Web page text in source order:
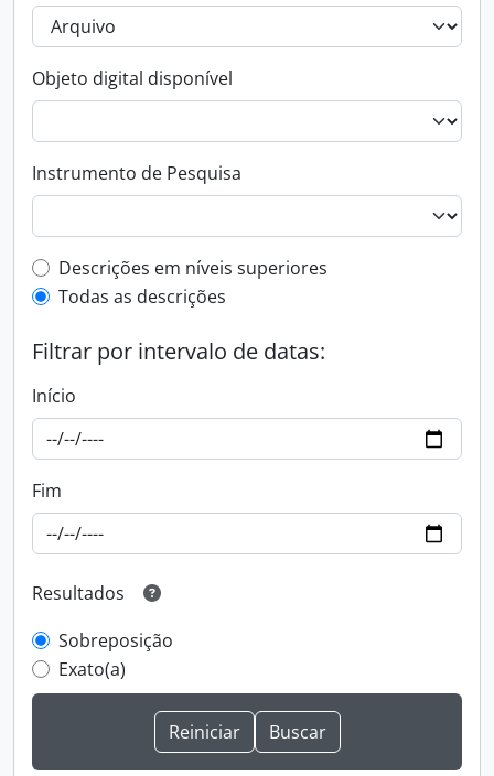
Objeto digital disponível
Instrumento de Pesquisa
Filtro de descrição de nível superior
Descrições em níveis superiores
Todas as descrições
Filtrar por intervalo de datas:
Início
Fim
Resultados
Sobreposição
Exato(a)